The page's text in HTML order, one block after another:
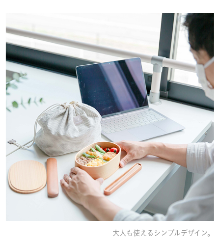
大人も使えるシンプルデザイン。